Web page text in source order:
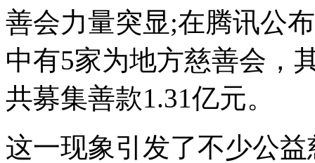
善会力量突显;在腾讯公
中有5家为地方慈善会，
共募集善款1.31亿元。
这一现象引发了不少公